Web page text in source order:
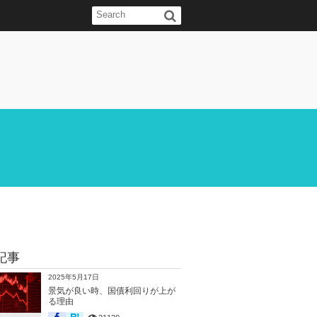
事
2025年5月17日
景気が良い時、国債利回りが上が
る理由